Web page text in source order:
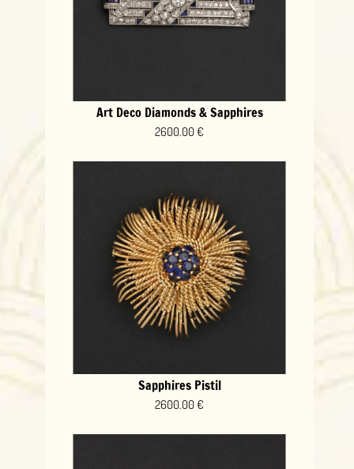
Art Deco Diamonds & Sapphires
2600.00 €
Sapphires Pistil
2600.00 €